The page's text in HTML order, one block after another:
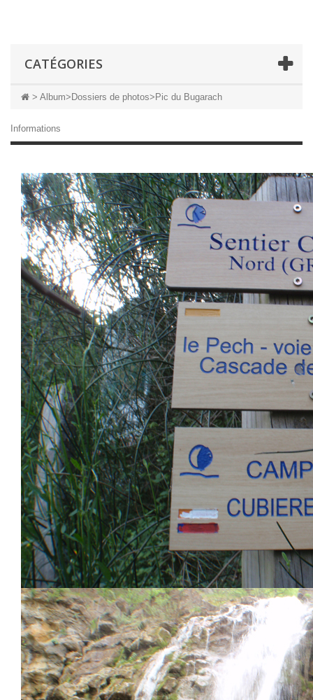
CATÉGORIES
> Album> Dossiers de photos> Pic du Bugarach
Informations